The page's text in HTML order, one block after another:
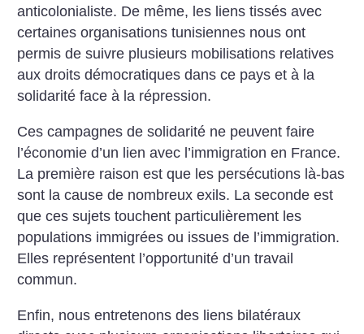
anticolonialiste. De même, les liens tissés avec
certaines organisations tunisiennes nous ont
permis de suivre plusieurs mobilisations relatives
aux droits démocratiques dans ce pays et à la
solidarité face à la répression.
Ces campagnes de solidarité ne peuvent faire
l’économie d’un lien avec l’immigration en France.
La première raison est que les persécutions là-bas
sont la cause de nombreux exils. La seconde est
que ces sujets touchent particulièrement les
populations immigrées ou issues de l’immigration.
Elles représentent l’opportunité d’un travail
commun.
Enfin, nous entretenons des liens bilatéraux